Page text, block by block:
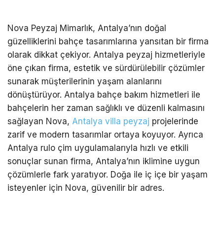
Nova Peyzaj Mimarlık, Antalya’nın doğal
güzelliklerini bahçe tasarımlarına yansıtan bir firma
olarak dikkat çekiyor. Antalya peyzaj hizmetleriyle
öne çıkan firma, estetik ve sürdürülebilir çözümler
sunarak müşterilerinin yaşam alanlarını
dönüştürüyor. Antalya bahçe bakım hizmetleri ile
bahçelerin her zaman sağlıklı ve düzenli kalmasını
sağlayan Nova, Antalya villa peyzaj projelerinde
zarif ve modern tasarımlar ortaya koyuyor. Ayrıca
Antalya rulo çim uygulamalarıyla hızlı ve etkili
sonuçlar sunan firma, Antalya’nın iklimine uygun
çözümlerle fark yaratıyor. Doğa ile iç içe bir yaşam
isteyenler için Nova, güvenilir bir adres.